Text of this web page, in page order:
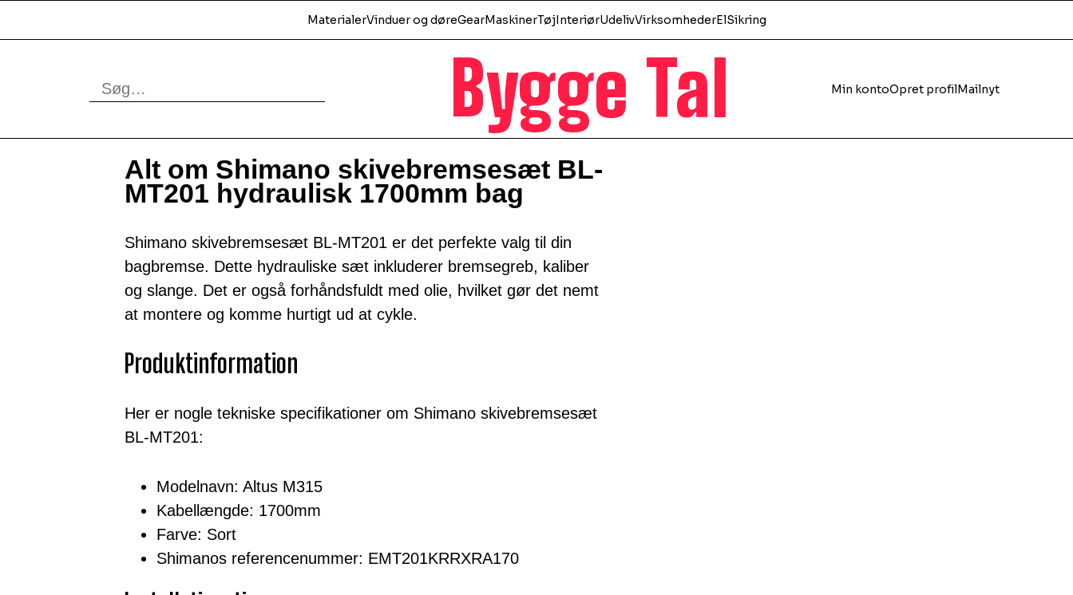
Bygge Tal Min kontoOpret profilMailnyt
MaterialerVinduer og døreGearMaskinerTøjInteriørUdelivVirksomhederElSikring
Alt om Shimano skivebremsesæt BL-
MT201 hydraulisk 1700mm bag
Shimano skivebremsesæt BL-MT201 er det perfekte valg til din
bagbremse. Dette hydrauliske sæt inkluderer bremsegreb, kaliber
og slange. Det er også forhåndsfuldt med olie, hvilket gør det nemt
at montere og komme hurtigt ud at cykle.
Produktinformation
Her er nogle tekniske specifikationer om Shimano skivebremsesæt
BL-MT201:
Modelnavn: Altus M315
Kabellængde: 1700mm
Farve: Sort
Shimanos referencenummer: EMT201KRRXRA170